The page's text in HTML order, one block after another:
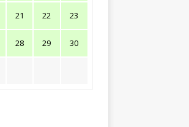
21 22 23
28 29 30